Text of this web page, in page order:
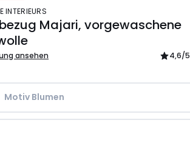
INTERIEURS
Majari, vorgewaschene
ansehen 4,6/5
Motiv Blumen